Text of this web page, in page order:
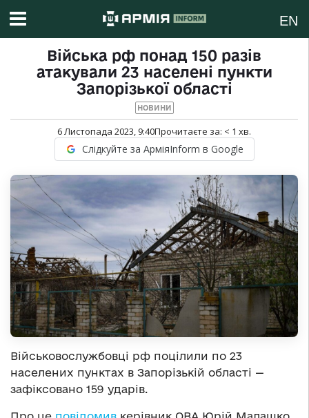
EN
Війська рф понад 150 разів
атакували 23 населені пункти
Запорізької області
НОВИНИ
6 Листопада 2023, 9:40Прочитаєте за: < 1 хв.
Слідкуйте за АрміяInform в Google
Військовослужбовці рф поцілили по 23
населених пунктах в Запорізькій області —
зафіксовано 159 ударів.